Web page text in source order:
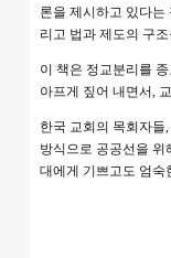
론을 제시하고 있다는
리고 법과 제도의 구
이 책은 정교분리를
아프게 짚어 내면서,
한국 교회의 목회자들
방식으로 공공선을 위
대에게 기쁘고도 엄숙